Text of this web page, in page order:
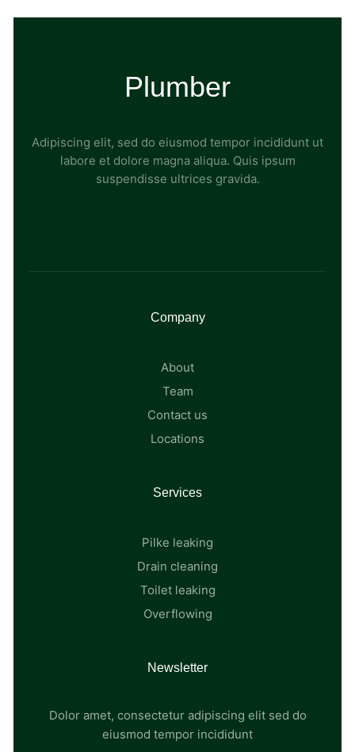
Plumber
Adipiscing elit, sed do eiusmod tempor incididunt ut
labore et dolore magna aliqua. Quis ipsum
suspendisse ultrices gravida.
Company
About
Team
Contact us
Locations
Services
Pilke leaking
Drain cleaning
Toilet leaking
Overflowing
Newsletter
Dolor amet, consectetur adipiscing elit sed do
eiusmod tempor incididunt